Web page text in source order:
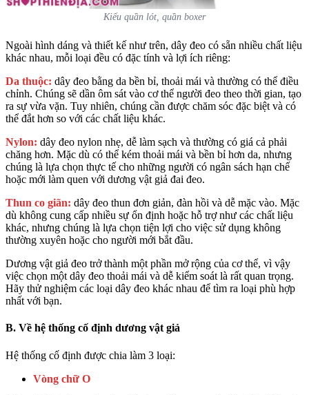
Kiểu quần lót, quần boxer
Ngoài hình dáng và thiết kế như trên, dây đeo có sẵn nhiều chất liệu
khác nhau, mỗi loại đều có đặc tính và lợi ích riêng:
Da thuộc: dây đeo bằng da bền bỉ, thoải mái và thường có thể điều
chỉnh. Chúng sẽ dần ôm sát vào cơ thể người đeo theo thời gian, tạo
ra sự vừa vặn. Tuy nhiên, chúng cần được chăm sóc đặc biệt và có
thể đắt hơn so với các chất liệu khác.
Nylon: dây đeo nylon nhẹ, dễ làm sạch và thường có giá cả phải
chăng hơn. Mặc dù có thể kém thoải mái và bền bỉ hơn da, nhưng
chúng là lựa chọn thực tế cho những người có ngân sách hạn chế
hoặc mới làm quen với dương vật giả đai đeo.
Thun co giãn: dây đeo thun đơn giản, đàn hồi và dễ mặc vào. Mặc
dù không cung cấp nhiều sự ổn định hoặc hỗ trợ như các chất liệu
khác, nhưng chúng là lựa chọn tiện lợi cho việc sử dụng không
thường xuyên hoặc cho người mới bắt đầu.
Dương vật giả đeo trở thành một phần mở rộng của cơ thể, vì vậy
việc chọn một dây đeo thoải mái và dễ kiểm soát là rất quan trọng.
Hãy thử nghiệm các loại dây đeo khác nhau để tìm ra loại phù hợp
nhất với bạn.
B. Về hệ thống cố định dương vật giả
Hệ thống cố định được chia làm 3 loại:
Vòng chữ O